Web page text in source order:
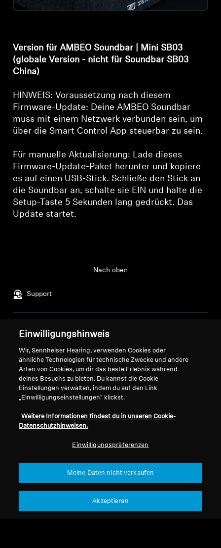
Version für AMBEO Soundbar | Mini SB03
(globale Version - nicht für Soundbar SB03
China)
HINWEIS: Voraussetzung nach diesem
Firmware-Update: Deine AMBEO Soundbar
muss mit einem Netzwerk verbunden sein, um
über die Smart Control App steuerbar zu sein.
Für manuelle Aktualisierung: Lade dieses
Firmware-Update-Paket herunter und kopiere
es auf einen USB-Stick. Schließe den Stick an
die Soundbar an, schalte sie EIN und halte die
Setup-Taste 5 Sekunden lang gedrückt. Das
Update startet.
Support
Nach oben
Impressum
Vertrag widerrufen
Globale Datenschutzrichtlinie
Allgemeine
Geschäftsbedingungen für
Koordinierte Richtlinie zur
Offenlegung von Schwachstellen
Karriere bei Sonova
Pressekontakte
Sennheiser Consumer
Impressum Cookie-Einstellungen
© 2026 Sonova Consumer Hearing GmbH
Einwilligungshinweis
Wir, Sennheiser Hearing, verwenden Cookies oder
ähnliche Technologien für technische Zwecke und andere
Arten von Cookies, um dir das beste Erlebnis während
deines Besuchs zu bieten. Du kannst die Cookie-
Einstellungen verwalten, indem du auf den Link
„Einwilligungseinstellungen" klickst.
Weitere Informationen findest du in unseren Cookie-
Datenschutzhinweisen.
Einwilligungspräferenzen
Meine Daten nicht verkaufen
Akzeptieren
Melden Sie sich bei Ihrem Konto an, um
Login